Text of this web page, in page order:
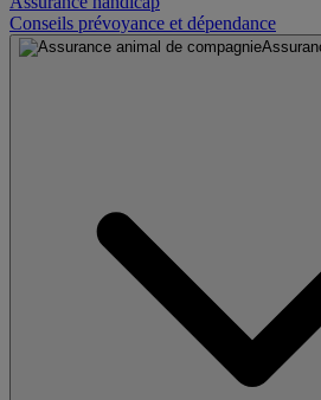
Conseils prévoyance et dépendance